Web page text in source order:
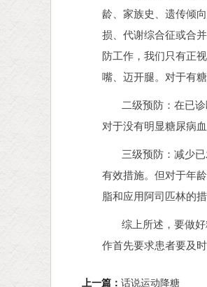
龄、家族史、遗传倾
损、代谢综合征或合
防工作，我们只有正
嘴、迈开腿。对于有
二级预防：在已诊
对于没有明显糖尿病
三级预防：减少已
有效措施。但对于年
脂和应用阿司匹林的
综上所述，要做好
作首先要求患者要及
上一篇：话说运动降糖